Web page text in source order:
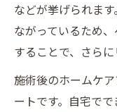
などが挙げられま
ながっているため
することで、さら
施術後のホームケ
ートです。自宅で